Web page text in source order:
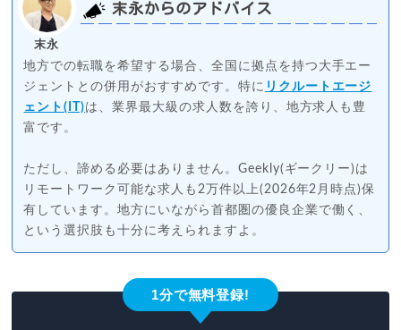
末永
末永からのアドバイス
地方での転職を希望する場合、全国に拠点を持つ大手エー
ジェントとの併用がおすすめです。特に リクルートエージ
ェント(IT)は、業界最大級の求人数を誇り、地方求人も豊
富です。
ただし、諦める必要はありません。Geekly(ギークリー)は
リモートワーク可能な求人も2万件以上(2026年2月時点)保
有しています。地方にいながら首都圏の優良企業で働く、
という選択肢も十分に考えられますよ。
1分で無料登録!